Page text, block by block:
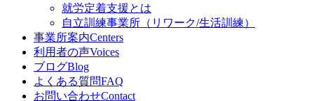
就労定着支援とは
自立訓練事業所（リワーク/生活訓練）
事業所案内Centers
利用者の声Voices
ブログBlog
よくある質問FAQ
お問い合わせContact